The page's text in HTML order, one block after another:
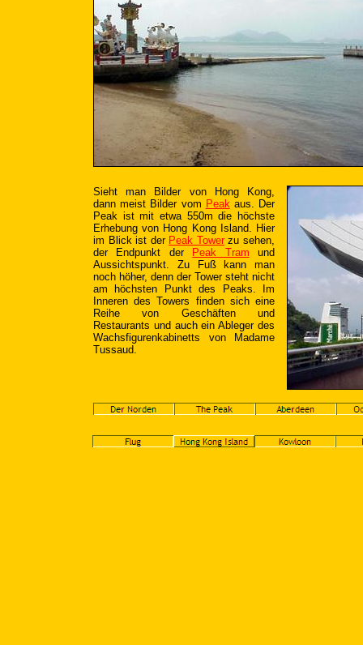
Sieht man Bilder von Hong Kong,
dann meist Bilder vom Peakaus. Der
Peak ist mit etwa 550m die höchste
Erhebung von Hong Kong Island. Hier
im Blick ist der Peak Towerzu sehen,
der Endpunkt der
Peak Tram und
Aussichtspunkt. Zu Fuß kann man
noch höher, denn der Tower steht nicht
am höchsten Punkt des Peaks. Im
Inneren des Towers finden sich eine
Reihe von Geschäften und
Restaurants und auch ein Ableger des
Wachsfigurenkabinetts von Madame
Tussaud.